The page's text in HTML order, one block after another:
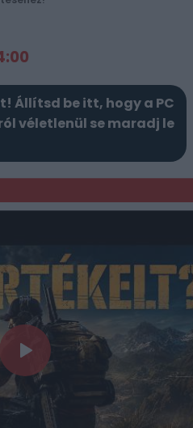
Állítsd be itt, hogy a PC
véletlenül se maradj le